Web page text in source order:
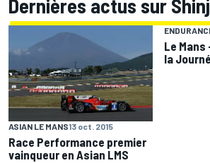
Dernières actus sur
ASIAN LE MANS13 oct. 2015
Race Performance premier
vainqueur en Asian LMS
Le
la